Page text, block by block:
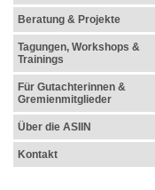
Beratung & Projekte
Tagungen, Workshops &
Trainings
Für Gutachterinnen &
Gremienmitglieder
Über die ASIIN
Kontakt